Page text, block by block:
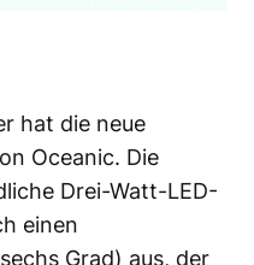
hat die neue
Oceanic. Die
Drei-Watt-LED-
einen
Grad) aus, der